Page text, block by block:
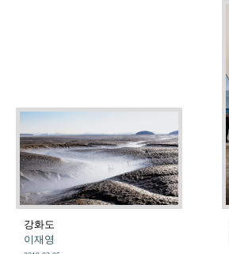
강화도
이재영